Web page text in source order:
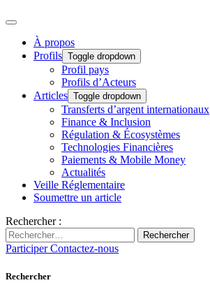
À propos
Profils Toggle dropdown
Profil pays
Profils d’Acteurs
Articles Toggle dropdown
Transferts d’argent internationaux
Finance & Inclusion
Régulation & Écosystèmes
Technologies Financières
Paiements & Mobile Money
Actualités
Veille Réglementaire
Soumettre un article
Rechercher :
Rechercher
ParticiperContactez-nous
Rechercher